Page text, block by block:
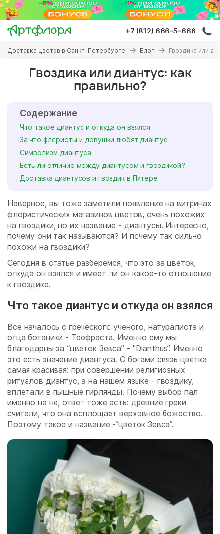
Перейти
основному
содержанию
+7 (812) 666-5-666
Вы
здесь
Доставка цветов в Санкт-Петербурге Блог Гвоздика или
Гвоздика или диантус: как
правильно?
Содержание
Что такое диантус и откуда он взялся
За что флористы и девушки любят диантус
Символизм диантуса
Есть ли отличие между диантусом и гвоздикой?
Доставка диантусов и гвоздик в Питере
Наверное, вы тоже заметили появление на витринах
флористических магазинов цветов, очень похожих
на гвоздики, но их название - диантусы. Интересно,
почему они так называются? И почему так сильно
похожи на гвоздики?
Сегодня в статье разберемся, что это за цветок,
откуда он взялся и имеет ли он какое-то отношение
к гвоздике.
Что такое диантус и откуда он взялся
Все началось с греческого ученого, натуралиста и
отца ботаники - Теофраста. Именно ему мы
благодарны за “цветок Зевса” - "Dianthus”. Именно
это есть значение диантуса. С богами связь цветка
самая красивая: при совершении религиозных
ритуалов диантус, а на нашем языке - гвоздику,
вплетали в пышные гирлянды. Почему выбор пал
именно на не, ответ тоже есть: древние греки
считали, что она воплощает верховное божество.
Поэтому такое и название -“цветок Зевса”.